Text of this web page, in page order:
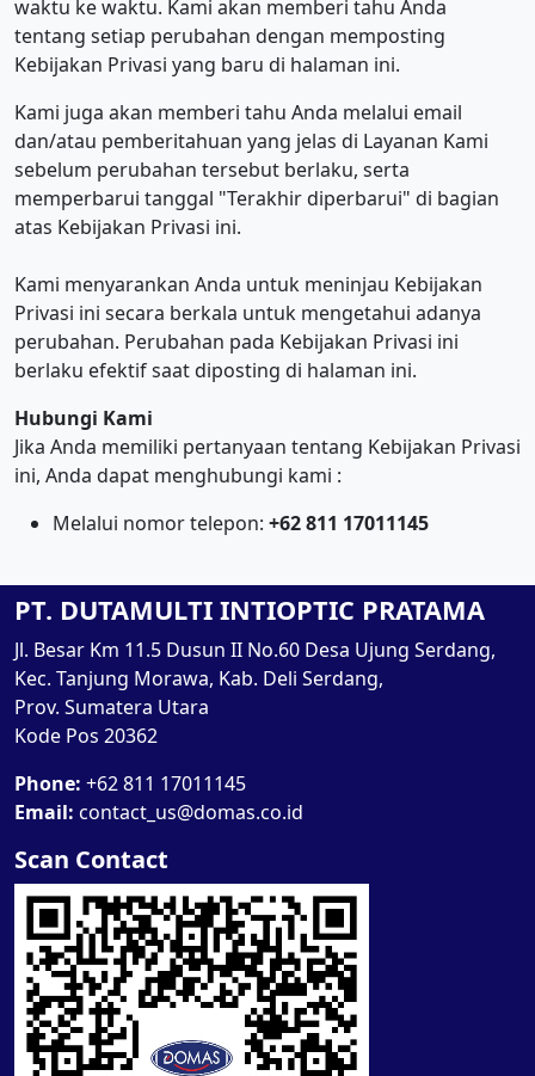
waktu ke waktu. Kami akan memberi tahu Anda
tentang setiap perubahan dengan memposting
Kebijakan Privasi yang baru di halaman ini.
Kami juga akan memberi tahu Anda melalui email
dan/atau pemberitahuan yang jelas di Layanan Kami
sebelum perubahan tersebut berlaku, serta
memperbarui tanggal "Terakhir diperbarui" di bagian
atas Kebijakan Privasi ini.
Kami menyarankan Anda untuk meninjau Kebijakan
Privasi ini secara berkala untuk mengetahui adanya
perubahan. Perubahan pada Kebijakan Privasi ini
berlaku efektif saat diposting di halaman ini.
Hubungi Kami
Jika Anda memiliki pertanyaan tentang Kebijakan Privasi
ini, Anda dapat menghubungi kami :
Melalui nomor telepon: +62 811 17011145
PT. DUTAMULTI INTIOPTIC PRATAMA
Jl. Besar Km 11.5 Dusun II No.60 Desa Ujung Serdang,
Kec. Tanjung Morawa, Kab. Deli Serdang,
Prov. Sumatera Utara
Kode Pos 20362
Phone: +62 811 17011145
Email: contact_us@domas.co.id
Scan Contact